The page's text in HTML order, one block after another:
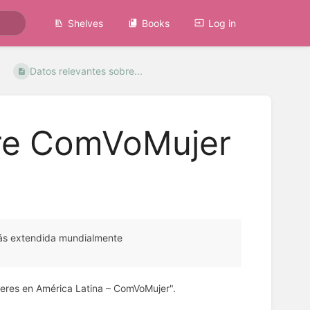
Shelves Books Log in
Datos relevantes sobre...
ComVoMujer
extendida mundialmente
en América Latina – ComVoMujer".